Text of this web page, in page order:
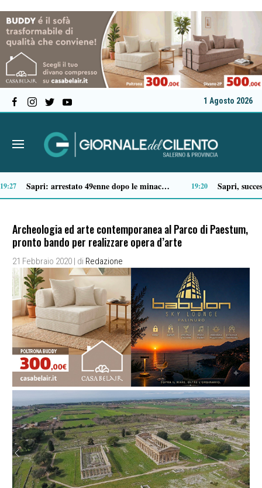
1 Agosto 2026
13:41 13:20
Archeologia ed arte contemporanea al Parco di Paestum,
pronto bando per realizzare opera d’arte
21 Febbraio 2020 | di Redazione